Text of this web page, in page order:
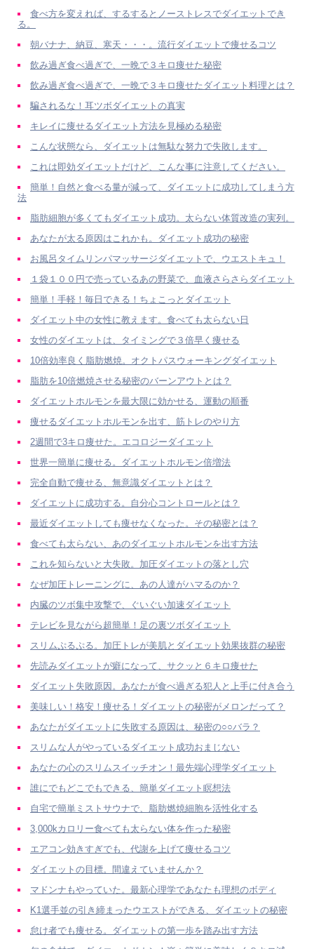
食べ方を変えれば、するするとノーストレスでダイエットでき
る。
朝バナナ、納豆、寒天・・・。流行ダイエットで痩せるコツ
飲み過ぎ食べ過ぎで、一晩で３キロ痩せた秘密
飲み過ぎ食べ過ぎで、一晩で３キロ痩せたダイエット料理とは？
騙されるな！耳ツボダイエットの真実
キレイに痩せるダイエット方法を見極める秘密
こんな状態なら、ダイエットは無駄な努力で失敗します。
これは即効ダイエットだけど、こんな事に注意してください。
簡単！自然と食べる量が減って、ダイエットに成功してしまう方
法
脂肪細胞が多くてもダイエット成功。太らない体質改造の実列。
あなたが太る原因はこれかも。ダイエット成功の秘密
お風呂タイムリンパマッサージダイエットで、ウエストキュ！
１袋１００円で売っているあの野菜で、血液さらさらダイエット
簡単！手軽！毎日できる！ちょこっとダイエット
ダイエット中の女性に教えます。食べても太らない日
女性のダイエットは、タイミングで３倍早く痩せる
10倍効率良く脂肪燃焼。オクトパスウォーキングダイエット
脂肪を10倍燃焼させる秘密のバーンアウトとは？
ダイエットホルモンを最大限に効かせる、運動の順番
痩せるダイエットホルモンを出す、筋トレのやり方
2週間で3キロ痩せた。エコロジーダイエット
世界一簡単に痩せる。ダイエットホルモン倍増法
完全自動で痩せる、無意識ダイエットとは？
ダイエットに成功する。自分心コントロールとは？
最近ダイエットしても痩せなくなった。その秘密とは？
食べても太らない、あのダイエットホルモンを出す方法
これを知らないと大失敗。加圧ダイエットの落とし穴
なぜ加圧トレーニングに、あの人達がハマるのか？
内臓のツボ集中攻撃で、ぐいぐい加速ダイエット
テレビを見ながら超簡単！足の裏ツボダイエット
スリムぷるぷる。加圧トレが美肌とダイエット効果抜群の秘密
先読みダイエットが癖になって、サクッと６キロ痩せた
ダイエット失敗原因。あなたが食べ過ぎる犯人と上手に付き合う
美味しい！格安！痩せる！ダイエットの秘密がメロンだって？
あなたがダイエットに失敗する原因は、秘密の○○バラ？
スリムな人がやっているダイエット成功おまじない
あなたの心のスリムスイッチオン！最先端心理学ダイエット
誰にでもどこでもできる、簡単ダイエット瞑想法
自宅で簡単ミストサウナで、脂肪燃焼細胞を活性化する
3,000kカロリー食べても太らない体を作った秘密
エアコン効きすぎでも、代謝を上げて痩せるコツ
ダイエットの目標。間違えていませんか？
マドンナもやっていた。最新心理学であなたも理想のボディ
K1選手並の引き締まったウエストができる、ダイエットの秘密
怠け者でも痩せる。ダイエットの第一歩を踏み出す方法